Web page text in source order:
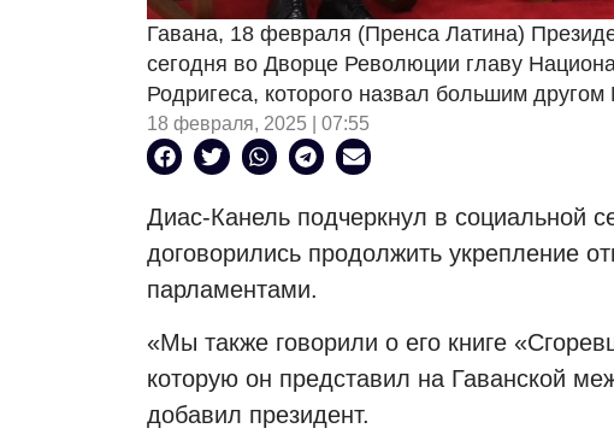
Гавана, 18 февраля (Пренса Латина)
сегодня во Дворце Революции главу
Родригеса, которого назвал большим другом
18 февраля, 2025 | 07:55
Диас-Канель подчеркнул в социальной
договорились продолжить укрепление
парламентами.
«Мы также говорили о его книге
которую он представил на Гаванской
добавил президент.